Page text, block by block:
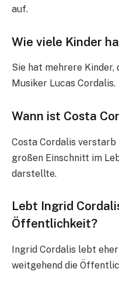
auf.
Wie viele Kinder
Sie hat mehrere
Musiker Lucas Cordalis.
Wann ist Costa
Costa Cordalis verstarb
großen Einschnitt im
darstellte.
Lebt Ingrid
Öffentlichkeit?
Ingrid Cordalis lebt
weitgehend die